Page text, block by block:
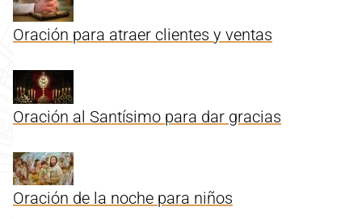
Oración para atraer clientes y ventas
Oración al Santísimo para dar gracias
Oración de la noche para niños